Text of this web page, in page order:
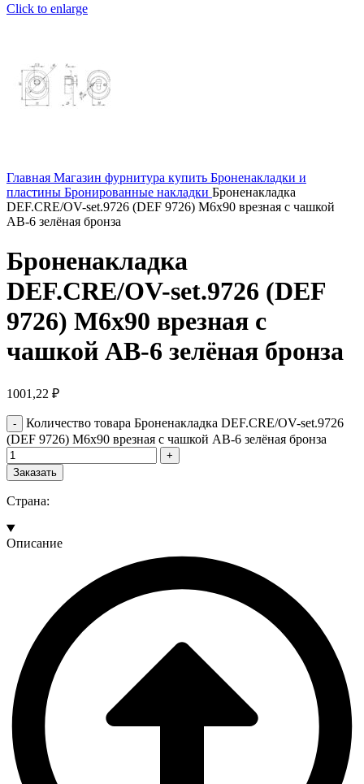
Click to enlarge
Главная Магазин фурнитура купить Броненакладки и
пластины Бронированные накладки Броненакладка
DEF.CRE/OV-set.9726 (DEF 9726) M6x90 врезная с чашкой
AB-6 зелёная бронза
Броненакладка
DEF.CRE/OV-set.9726 (DEF
9726) M6x90 врезная с
чашкой AB-6 зелёная бронза
1001,22 ₽
Количество товара Броненакладка DEF.CRE/OV-set.9726
(DEF 9726) M6x90 врезная с чашкой AB-6 зелёная бронза
Заказать
Страна:
Описание